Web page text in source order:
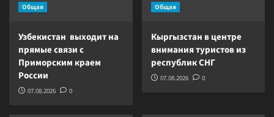
Общая
Узбекистан выходит на
прямые связи с
Приморским краем
России
07.08.2026 0
Общая
Кыргызстан в центре
внимания туристов из
республик СНГ
07.08.2026 0